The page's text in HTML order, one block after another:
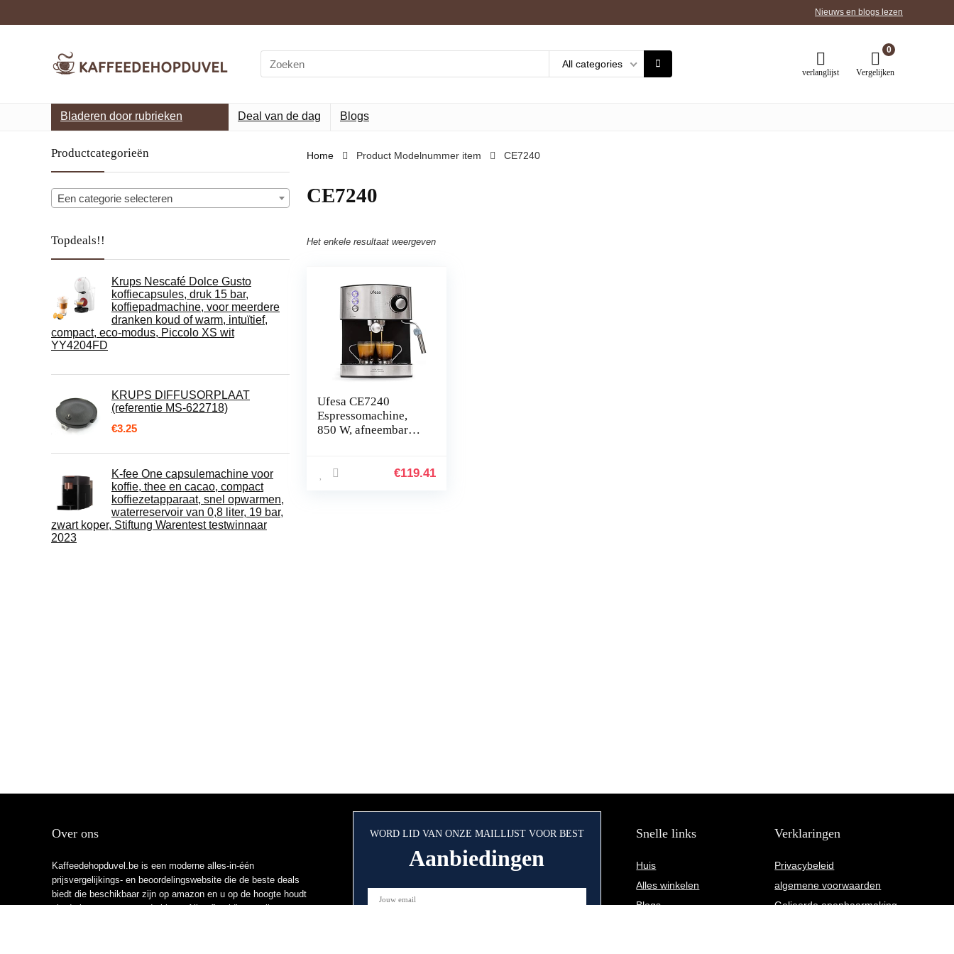
Nieuws en blogs lezen
Search
for:
All categories
verlanglijst
0
Vergelijken
Bladeren door rubrieken Deal van de dag Blogs
Productcategorieën
Een categorie selecteren
Topdeals!!
Krups Nescafé Dolce Gusto
koffiecapsules, druk 15 bar,
koffiepadmachine, voor meerdere
dranken koud of warm, intuïtief,
compact, eco-modus, Piccolo XS wit
YY4204FD
KRUPS DIFFUSORPLAAT
(referentie MS-622718)
€3.25
K-fee One capsulemachine voor
koffie, thee en cacao, compact
koffiezetapparaat, snel opwarmen,
waterreservoir van 0,8 liter, 19 bar,
zwart koper, Stiftung Warentest testwinnaar
2023
Home Product Modelnummer item ‎CE7240
‎CE7240
Het enkele resultaat weergeven
Ufesa CE7240
Espressomachine,
850 W, afneembare
gebruiksmogelijkhed
€119.41
Over ons
Kaffeedehopduvel.be is een moderne alles-in-één
prijsvergelijkings- en beoordelingswebsite die de beste deals
biedt die beschikbaar zijn op amazon en u op de hoogte houdt
via de laatst toegevoegde blogs. Alle afbeeldingen zijn
WORD LID VAN ONZE MAILLIJST VOOR BEST
Aanbiedingen
Snelle links
Huis
Alles winkelen
Blogs
Verklaringen
Privacybeleid
algemene voorwaarden
Gelieerde openbaarmaking